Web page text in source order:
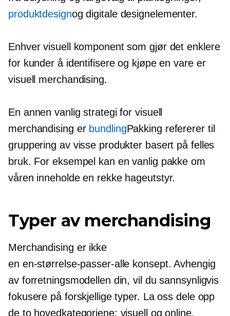
produktdesignog digitale designelementer.
Enhver visuell komponent som gjør det enklere
for kunder å identifisere og kjøpe en vare er
visuell merchandising.
En annen vanlig strategi for visuell
merchandising er bundlingPakking refererer til
gruppering av visse produkter basert på felles
bruk. For eksempel kan en vanlig pakke om
våren inneholde en rekke hageutstyr.
Typer av merchandising
Merchandising er ikke
en en-størrelse-passer-alle konsept. Avhengig
av forretningsmodellen din, vil du sannsynligvis
fokusere på forskjellige typer. La oss dele opp
de to hovedkategoriene: visuell og online.